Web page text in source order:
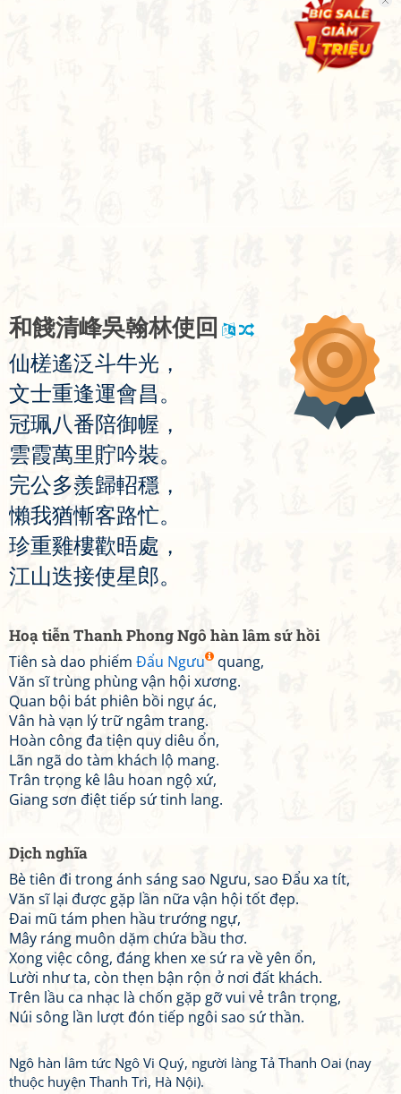
和餞清峰吳翰林使 回
仙槎遙泛斗牛光 ，
文士重逢運會昌。
冠珮八番陪御幄 ，
雲霞萬里貯吟裝。
完公多羨歸軺穩 ，
懶我猶慚客路忙。
珍重雞樓歡晤處 ，
江山迭接使星郎。
Hoạ tiễn Thanh Phong Ngô hàn lâm sứ hồi
Tiên sà dao phiếm Đẩu Ngưu
quang,
Văn sĩ trùng phùng vận hội xương.
Quan bội bát phiên bồi ngự ác,
Vân hà vạn lý trữ ngâm trang.
Hoàn công đa tiện quy diêu ổn,
Lãn ngã do tàm khách lộ mang.
Trân trọng kê lâu hoan ngộ xứ,
Giang sơn điệt tiếp sứ tinh lang.
Dịch nghĩa
Bè tiên đi trong ánh sáng sao Ngưu, sao Đẩu xa tít,
Văn sĩ lại được gặp lần nữa vận hội tốt đẹp.
Đai mũ tám phen hầu trướng ngự,
Mây ráng muôn dặm chứa bầu thơ.
Xong việc công, đáng khen xe sứ ra về yên ổn,
Lười như ta, còn thẹn bận rộn ở nơi đất khách.
Trên lầu ca nhạc là chốn gặp gỡ vui vẻ trân trọng,
Núi sông lần lượt đón tiếp ngôi sao sứ thần.
Ngô hàn lâm tức Ngô Vi Quý, người làng Tả Thanh Oai (nay
thuộc huyện Thanh Trì, Hà Nội).